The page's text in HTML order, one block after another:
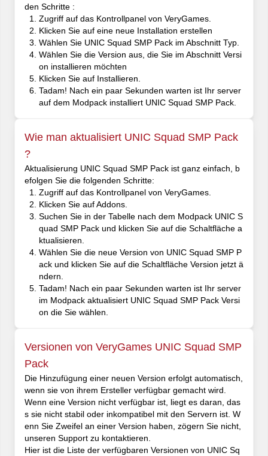
den Schritte :
Zugriff auf das Kontrollpanel von VeryGames.
Klicken Sie auf eine neue Installation erstellen
Wählen Sie UNIC Squad SMP Pack im Abschnitt Typ.
Wählen Sie die Version aus, die Sie im Abschnitt Versi
on installieren möchten
Klicken Sie auf Installieren.
Tadam! Nach ein paar Sekunden warten ist Ihr server
auf dem Modpack installiert UNIC Squad SMP Pack.
Wie man aktualisiert UNIC Squad SMP Pack
?
Aktualisierung UNIC Squad SMP Pack ist ganz einfach, b
efolgen Sie die folgenden Schritte:
Zugriff auf das Kontrollpanel von VeryGames.
Klicken Sie auf Addons.
Suchen Sie in der Tabelle nach dem Modpack UNIC S
quad SMP Pack und klicken Sie auf die Schaltfläche a
ktualisieren.
Wählen Sie die neue Version von UNIC Squad SMP P
ack und klicken Sie auf die Schaltfläche Version jetzt ä
ndern.
Tadam! Nach ein paar Sekunden warten ist Ihr server
im Modpack aktualisiert UNIC Squad SMP Pack Versi
on die Sie wählen.
Versionen von VeryGames UNIC Squad SMP
Pack
Die Hinzufügung einer neuen Version erfolgt automatisch,
wenn sie von ihrem Ersteller verfügbar gemacht wird.
Wenn eine Version nicht verfügbar ist, liegt es daran, das
s sie nicht stabil oder inkompatibel mit den Servern ist. W
enn Sie Zweifel an einer Version haben, zögern Sie nicht,
unseren Support zu kontaktieren.
Hier ist die Liste der verfügbaren Versionen von UNIC Sq